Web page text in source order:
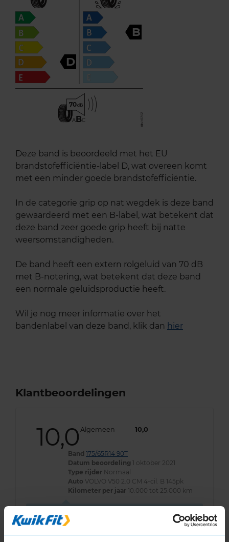
D
B
70
ABC
Deze band is beoordeeld met het EU
brandstofefficiëntie-label D, wat overeen komt
met een minder goede brandstofefficiëntie.
In de categorie grip op nat wegdek is deze band
gewaardeerd met een B-label, wat betekent dat
deze band zeer goede grip heeft bij natte
weersomstandigheden.
De band heeft een extern rolgeluid van 70 dB
met B-notering, wat betekent dat deze band
een normale geluidsproductie heeft.
Wil je nog meer informatie over het
bandenlabel van deze band, klik dan hier
Klantbeoordelingen
10,0 Algemeen 10,0
Band 175/65R14 90T
Datum beoordeling 1 oktober 2021
Type rijder Normaal
Auto VOLVO V50 2.0 CM 4-cil. B 145pk
Kilometer per jaar 10.000 tot 25.000 km
Het zijn caravan banden dus kan ik
bovenstaande niet echt beoordelen